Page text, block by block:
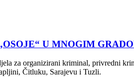
U MNOGIM
za organizirani kriminal, privredni
Čitluku, Sarajevu i Tuzli.